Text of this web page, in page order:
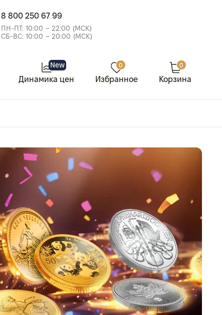
8 800 250 67 99
ПН-ПТ: 10:00 – 22:00 (МСК)
СБ-ВС: 10:00 – 20:00 (МСК)
New
Динамика цен
0
Избранное
0
Корзина